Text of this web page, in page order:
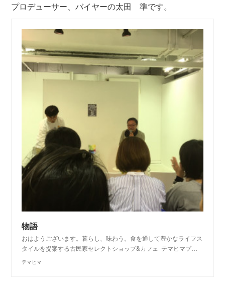
プロデューサー、バイヤーの太田 準です。
物語
おはようございます。暮らし、味わう。食を通して豊かなライフス
タイルを提案する古民家セレクトショップ&カフェ テマヒマプ…
テマヒマ